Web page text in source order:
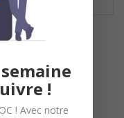
!
! Avec notre